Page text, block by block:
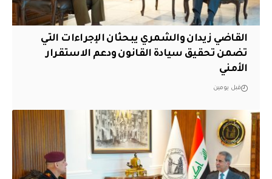
القاضي زيدان والشمري يبحثان الإجراءات التي
تضمن تحقيق سيادة القانون ودعم الاستقرار
الأمني
قبل يومين